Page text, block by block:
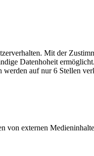
Mit der
Datenhoheit
werden auf nur 6 Stellen
von externen